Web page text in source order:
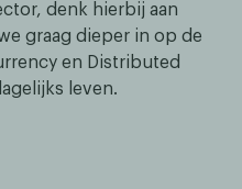
denk hierbij aan
graag dieper in op de
en Distributed
leven.